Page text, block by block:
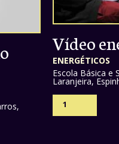
Vídeo
ENERGÉTICOS
Escola Básica e
Laranjeira,
1